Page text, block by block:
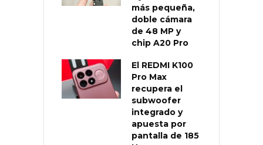
más pequeña,
doble cámara
de 48 MP y
chip A20 Pro
El REDMI K100
Pro Max
recupera el
subwoofer
integrado y
apuesta por
pantalla de 185